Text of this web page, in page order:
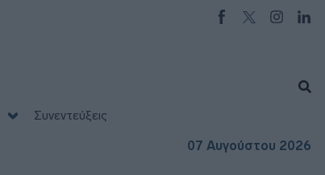
Συνεντεύξεις
07 Αυγούστου 2026